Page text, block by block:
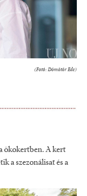
(Fotó: Dömötör Ede)
ökokertben. A kert
a szezonálisat és a